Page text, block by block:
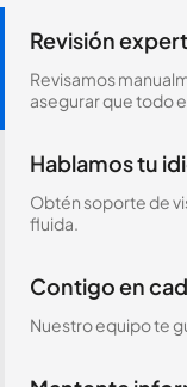
Revisión
Revisamos
asegurar que todo
Hablamos tu
Obtén soporte de
fluida.
Contigo en
Nuestro equipo te